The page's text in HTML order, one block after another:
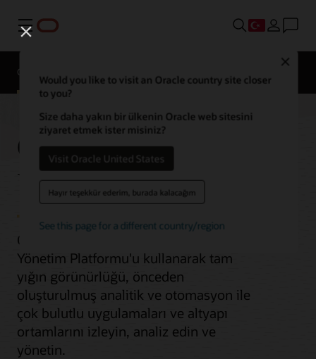
Menü
Would you like to visit an Oracle country site closer
to you?
Size daha yakın bir ülkenin Oracle web sitesini
ziyaret etmek ister misiniz?
Visit Oracle United States
Hayır teşekkür ederim, burada kalacağım
See this page for a different country/region
Genel Bakış
Gözlenebilirlik ve
Yönetim
Oracle Cloud Gözlemlenebilirlik ve
Yönetim Platformu'u kullanarak tam
yığın görünürlüğü, önceden
oluşturulmuş analitik ve otomasyon ile
çok bulutlu uygulamaları ve altyapı
ortamlarını izleyin, analiz edin ve
yönetin.